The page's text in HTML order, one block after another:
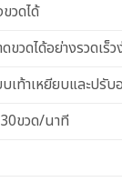
วดได้
ดได้อย่างรวดเร็ว
เท้าเหยียบและปรับ
ขวด/นาที